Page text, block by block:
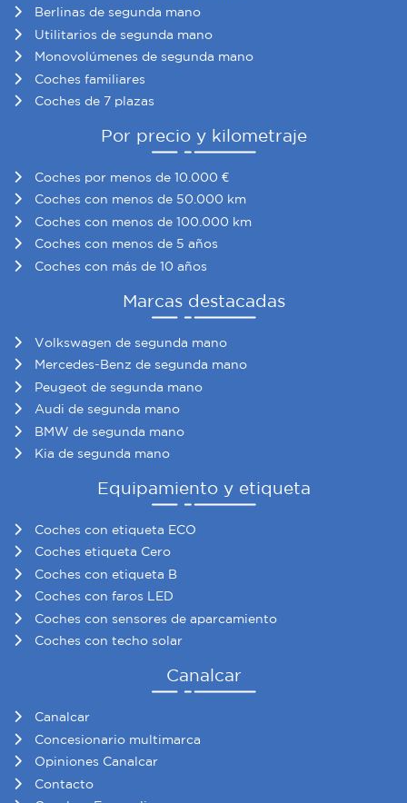
Berlinas de segunda mano
Utilitarios de segunda mano
Monovolúmenes de segunda mano
Coches familiares
Coches de 7 plazas
Por precio y kilometraje
Coches por menos de 10.000 €
Coches con menos de 50.000 km
Coches con menos de 100.000 km
Coches con menos de 5 años
Coches con más de 10 años
Marcas destacadas
Volkswagen de segunda mano
Mercedes-Benz de segunda mano
Peugeot de segunda mano
Audi de segunda mano
BMW de segunda mano
Kia de segunda mano
Equipamiento y etiqueta
Coches con etiqueta ECO
Coches etiqueta Cero
Coches con etiqueta B
Coches con faros LED
Coches con sensores de aparcamiento
Coches con techo solar
Canalcar
Canalcar
Concesionario multimarca
Opiniones Canalcar
Contacto